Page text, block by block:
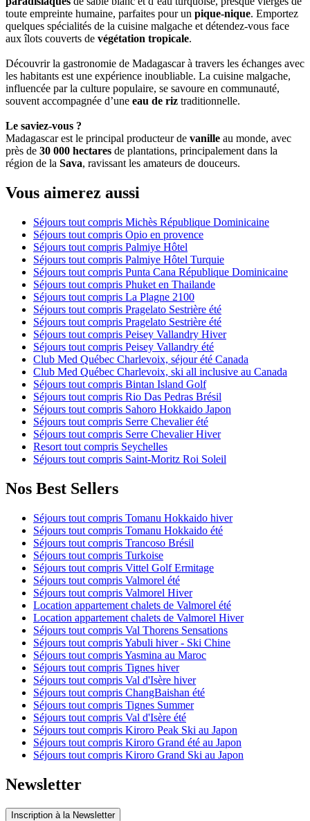
toute empreinte humaine, parfaites pour un pique-nique. Emportez
quelques spécialités de la cuisine malgache et détendez-vous face
aux îlots couverts de végétation tropicale.
Découvrir la gastronomie de Madagascar à travers les échanges avec
les habitants est une expérience inoubliable. La cuisine malgache,
influencée par la culture populaire, se savoure en communauté,
souvent accompagnée d’une eau de riz traditionnelle.
Le saviez-vous ?
Madagascar est le principal producteur de vanille au monde, avec
près de 30 000 hectares de plantations, principalement dans la
région de la Sava, ravissant les amateurs de douceurs.
Vous aimerez aussi
Séjours tout compris Michès République Dominicaine
Séjours tout compris Opio en provence
Séjours tout compris Palmiye Hôtel
Séjours tout compris Palmiye Hôtel Turquie
Séjours tout compris Punta Cana République Dominicaine
Séjours tout compris Phuket en Thailande
Séjours tout compris La Plagne 2100
Séjours tout compris Pragelato Sestrière été
Séjours tout compris Pragelato Sestrière été
Séjours tout compris Peisey Vallandry Hiver
Séjours tout compris Peisey Vallandry été
Club Med Québec Charlevoix, séjour été Canada
Club Med Québec Charlevoix, ski all inclusive au Canada
Séjours tout compris Bintan Island Golf
Séjours tout compris Rio Das Pedras Brésil
Séjours tout compris Sahoro Hokkaido Japon
Séjours tout compris Serre Chevalier été
Séjours tout compris Serre Chevalier Hiver
Resort tout compris Seychelles
Séjours tout compris Saint-Moritz Roi Soleil
Nos Best Sellers
Séjours tout compris Tomanu Hokkaido hiver
Séjours tout compris Tomanu Hokkaido été
Séjours tout compris Trancoso Brésil
Séjours tout compris Turkoise
Séjours tout compris Vittel Golf Ermitage
Séjours tout compris Valmorel été
Séjours tout compris Valmorel Hiver
Location appartement chalets de Valmorel été
Location appartement chalets de Valmorel Hiver
Séjours tout compris Val Thorens Sensations
Séjours tout compris Yabuli hiver - Ski Chine
Séjours tout compris Yasmina au Maroc
Séjours tout compris Tignes hiver
Séjours tout compris Val d'Isère hiver
Séjours tout compris ChangBaishan été
Séjours tout compris Tignes Summer
Séjours tout compris Val d'Isère été
Séjours tout compris Kiroro Peak Ski au Japon
Séjours tout compris Kiroro Grand été au Japon
Séjours tout compris Kiroro Grand Ski au Japon
Newsletter
Inscription à la Newsletter